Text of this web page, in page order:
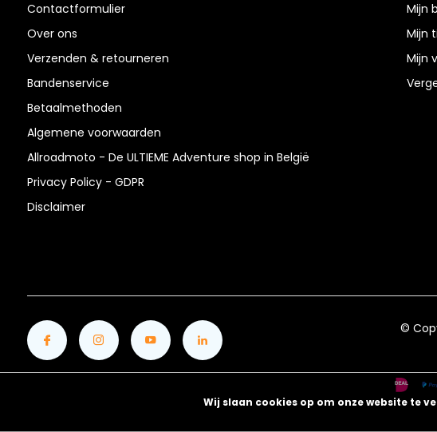
Contactformulier
Over ons
Verzenden & retourneren
Bandenservice
Betaalmethoden
Algemene voorwaarden
Allroadmoto - De ULTIEME Adventure shop in België
Privacy Policy - GDPR
Disclaimer
Mijn
Mijn
Mijn
©
Wij slaan cookies op om onze website te